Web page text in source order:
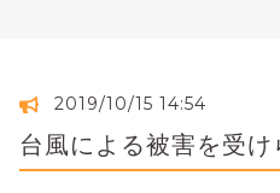
2019/10/15 14:54
台風による被害を受